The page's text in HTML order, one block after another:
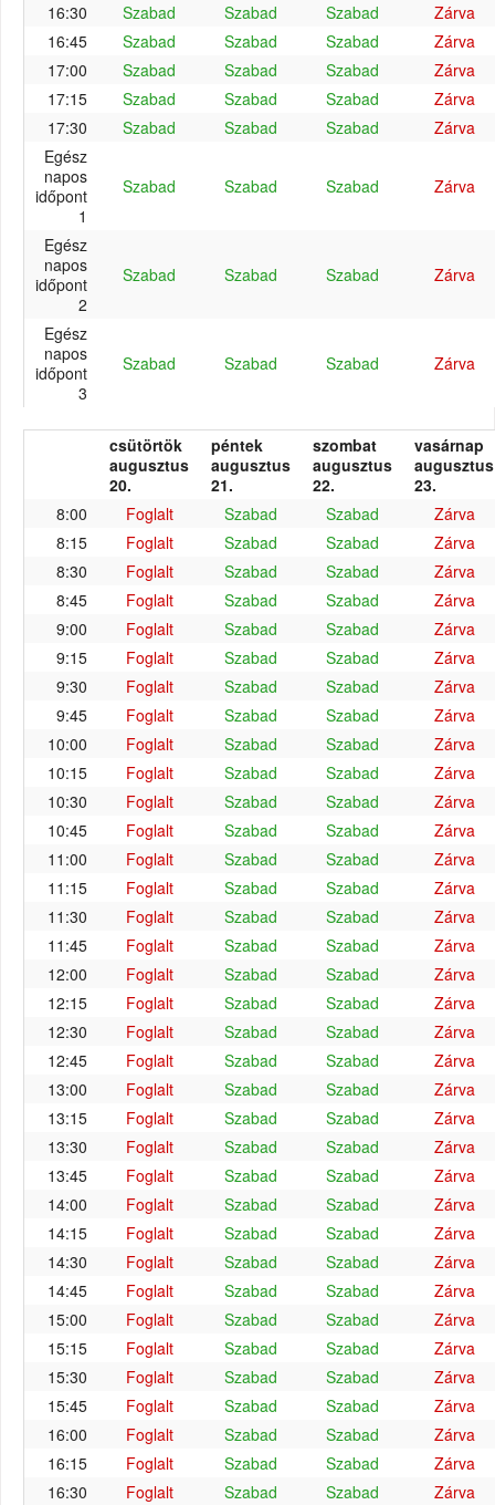
16:30 Szabad Szabad Szabad
Zárva
16:45
Szabad Szabad Szabad
Zárva
17:00
Szabad Szabad Szabad
Zárva
17:15
Szabad Szabad Szabad
Zárva
17:30
Szabad Szabad Szabad
Zárva
Egész
napos
időpont
1
Szabad Szabad Szabad Zárva
Egész
napos
időpont
2
Szabad Szabad Szabad Zárva
Egész
napos
időpont
3
Szabad Szabad Szabad Zárva
csütörtök
augusztus
20.
péntek
augusztus
21.
szombat
augusztus
22.
vasárnap
augusztus
23.
8:00
Foglalt Szabad Szabad
Zárva
8:15
Foglalt Szabad Szabad
Zárva
8:30
Foglalt Szabad Szabad
Zárva
8:45
Foglalt Szabad Szabad
Zárva
9:00
Foglalt Szabad Szabad
Zárva
9:15
Foglalt Szabad Szabad
Zárva
9:30
Foglalt Szabad Szabad
Zárva
9:45
Foglalt Szabad Szabad
Zárva
10:00
Foglalt Szabad Szabad
Zárva
10:15
Foglalt Szabad Szabad
Zárva
10:30
Foglalt Szabad Szabad
Zárva
10:45
Foglalt Szabad Szabad
Zárva
11:00
Foglalt Szabad Szabad
Zárva
11:15
Foglalt Szabad Szabad
Zárva
11:30
Foglalt Szabad Szabad
Zárva
11:45
Foglalt Szabad Szabad
Zárva
12:00
Foglalt Szabad Szabad
Zárva
12:15
Foglalt Szabad Szabad
Zárva
12:30
Foglalt Szabad Szabad
Zárva
12:45
Foglalt Szabad Szabad
Zárva
13:00
Foglalt Szabad Szabad
Zárva
13:15
Foglalt Szabad Szabad
Zárva
13:30
Foglalt Szabad Szabad
Zárva
13:45
Foglalt Szabad Szabad
Zárva
14:00
Foglalt Szabad Szabad
Zárva
14:15
Foglalt Szabad Szabad
Zárva
14:30
Foglalt Szabad Szabad
Zárva
14:45
Foglalt Szabad Szabad
Zárva
15:00
Foglalt Szabad Szabad
Zárva
15:15
Foglalt Szabad Szabad
Zárva
15:30
Foglalt Szabad Szabad
Zárva
15:45
Foglalt Szabad Szabad
Zárva
16:00
Foglalt Szabad Szabad
Zárva
16:15
Foglalt Szabad Szabad
Zárva
16:30
Foglalt Szabad Szabad
Zárva